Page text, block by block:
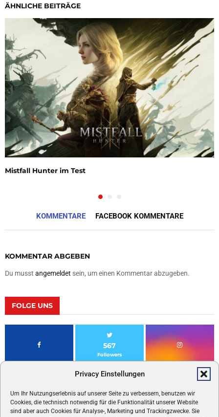
Privacy Einstellungen
Um Ihr Nutzungserlebnis auf unserer Seite zu verbessern, benutzen wir
Cookies, die technisch notwendig für die Funktionalität unserer Website
sind aber auch Cookies für Analyse-, Marketing und Trackingzwecke. Sie
ÄHNLICHE BEITRÄGE
Mistfall Hunter im Test
KOMMENTARE FACEBOOK KOMMENTARE
KOMMENTAR ABGEBEN
Du musst angemeldet sein, um einen Kommentar abzugeben.
FOLGE UNS
567
Followers